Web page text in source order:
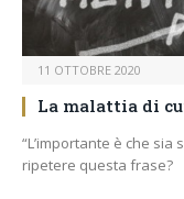
11 OTTOBRE 2020
La malattia di
“L’importante è che
ripetere questa frase?